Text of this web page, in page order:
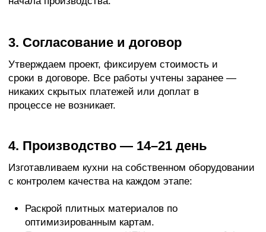
Изготавливаем кухонные гарнитуры любой
конфигурации — прямые, угловые, П-образные и
с островом. Фасады из МДФ, пластика или
эмали. Интеграция встроенной техники,
столешницы из искусственного камня или HPL-
>Категории
Мы делаеммебель
для любого пространства